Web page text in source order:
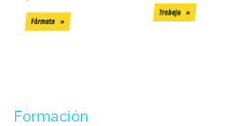
Formación